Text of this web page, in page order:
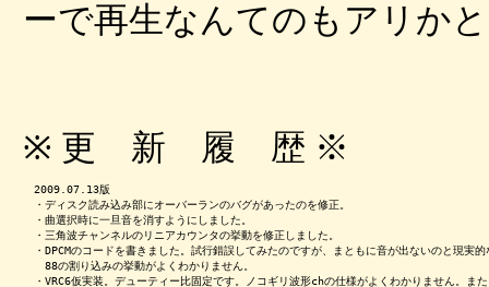
ーで再生なんてのもアリか
※ 更 新 履 歴 ※
2009.07.13版
・ディスク読み込み部にオーバーランのバグがあったのを修正。
・曲選択時に一旦音を消すようにしました。
・三角波チャンネルのリニアカウンタの挙動を修正しました。
・DPCMのコードを書きました。試行錯誤してみたのですが、まともに音が出ないのと現実
88の割り込みの挙動がよくわかりません。
・VRC6仮実装。デューティー比固定です。ノコギリ波形chの仕様がよくわかりません。ま